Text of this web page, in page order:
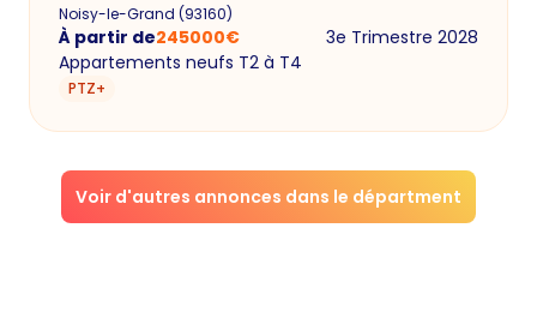
Noisy-le-Grand (93160)
À partir de245000€
3e Trimestre 2028
Appartements neufs T2 à T4
PTZ+
Voir d'autres annonces dans le départment